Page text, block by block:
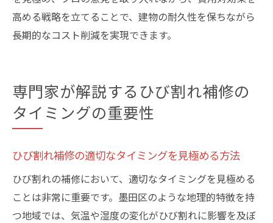
高める戦略を立てることで、建物の耐久性を保ちながら
長期的なコスト削減を実現できます。
専門家が解説するひび割れ補修の
タイミングの重要性
ひび割れ補修の適切なタイミングを見極める方法
ひび割れの補修において、適切なタイミングを見極める
ことは非常に重要です。墨田区のような地理的特徴を持
つ地域では、気温や湿度の変化がひび割れに影響を及ぼ